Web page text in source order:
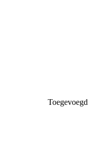
Toegevoegd